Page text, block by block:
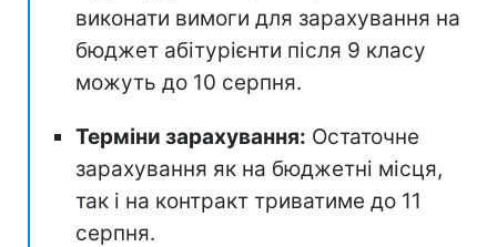
виконати вимоги для зарахування на
бюджет абітурієнти після 9 класу
можуть до 10 серпня.
Терміни зарахування: Остаточне
зарахування як на бюджетні місця,
так і на контракт триватиме до 11
серпня.